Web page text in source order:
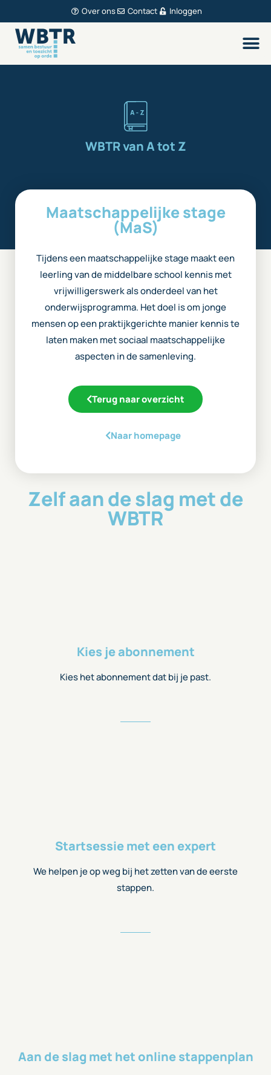
Over ons Contact Inloggen
WBTR van A tot Z
Maatschappelijke stage
(MaS)
Tijdens een maatschappelijke stage maakt een
leerling van de middelbare school kennis met
vrijwilligerswerk als onderdeel van het
onderwijsprogramma. Het doel is om jonge
mensen op een praktijkgerichte manier kennis te
laten maken met sociaal maatschappelijke
aspecten in de samenleving.
Terug naar overzicht
Naar homepage
Zelf aan de slag met de
WBTR
Kies je abonnement
Kies het abonnement dat bij je past.
Startsessie met een expert
We helpen je op weg bij het zetten van de eerste
stappen.
Aan de slag met het online stappenplan